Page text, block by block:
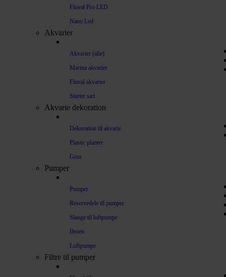
Fluval Pro LED
Nano Led
Akvarier
Akvarier (alle)
Marina akvarier
Fluval akvarier
Starter sæt
Akvarie dekoration
Dekoration til akvarie
Plastic planter
Grus
Pumper
Pumper
Reservedele til pumper
Slange til luftpumpe
Iltsten
Luftpumpe
Filtre til pumper